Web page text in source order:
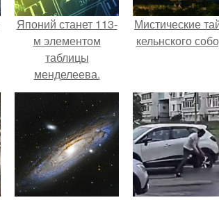
Японий станет 113-
м элементом
таблицы
менделеева.
Мистические
кельнского